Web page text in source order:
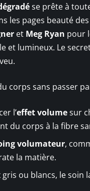
se prête à
les pages beauté
et Meg Ryan pour
et lumineux. Le
corps sans passer
l’effet volumesur
du corps à la fibre
volumateur,
la matière.
gris ou blancs, le soin